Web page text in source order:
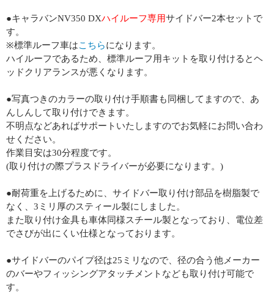
●キャラバンNV350 DXハイルーフ専用サイドバー2本セットで
す。
※標準ルーフ車はこちらになります。
ハイルーフであるため、標準ルーフ用キットを取り付けるとヘ
ッドクリアランスが悪くなります。
●写真つきのカラーの取り付け手順書も同梱してますので、あ
んしんして取り付けできます。
不明点などあればサポートいたしますのでお気軽にお問い合わ
せください。
作業目安は30分程度です。
(取り付けの際プラスドライバーが必要になります。)
●耐荷重を上げるために、サイドバー取り付け部品を樹脂製で
なく、3ミリ厚のスティール製にしました。
また取り付け金具も車体同様スチール製となっており、電位差
でさびが出にくい仕様となっております。
●サイドバーのパイプ径は25ミリなので、径の合う他メーカー
のバーやフィッシングアタッチメントなども取り付け可能で
す。